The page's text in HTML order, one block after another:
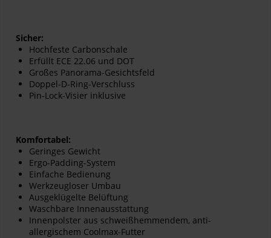
Sicher:
Hochfeste Carbonschale
Erfüllt ECE 22.06 und DOT
Großes Panorama-Gesichtsfeld
Doppel-D-Ring-Verschluss
Pin-Lock-Visier inklusive
Komfortabel:
Geringes Gewicht
Ergo-Padding-System
Einfache Bedienung
Werkzeugloser Umbau
Ausgeklügelte Belüftung
Waschbare Innenausstattung
Innenpolster aus schweißhemmendem, anti-
allergischem Coolmax-Futter